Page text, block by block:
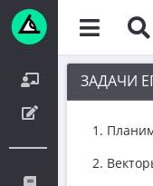
ЗАДАЧИ
1.
2.